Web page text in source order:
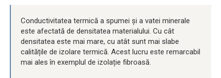
Conductivitatea termică a spumei și a vatei minerale
este afectată de densitatea materialului. Cu cât
densitatea este mai mare, cu atât sunt mai slabe
calitățile de izolare termică. Acest lucru este remarcabil
mai ales în exemplul de izolație fibroasă.